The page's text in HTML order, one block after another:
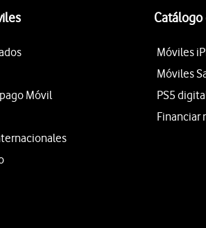
Móvil
Móviles
Móviles
PS5
Financiar